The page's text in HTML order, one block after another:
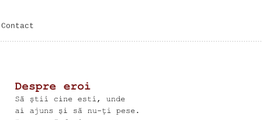
Contact